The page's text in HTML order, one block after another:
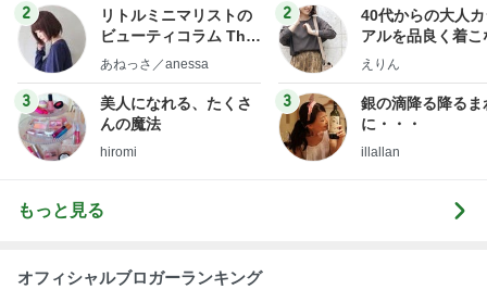
2
リトルミニマリストの
ビューティコラム The
little minimalist's bea
あねっさ／anessa
3
美人になれる、たくさ
んの魔法
hiromi
2
40代からの大人
アルを品良く着こ
ファッションブロ
えりん
3
銀の滴降る降るま
に・・・
illallan
もっと見る
オフィシャルブロガーランキング